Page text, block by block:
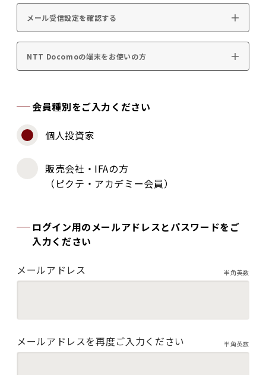
メール受信設定を確認する
NTT Docomoの端末をお使いの方
会員種別をご入力ください
個人投資家
販売会社・IFAの方
（ピクテ・アカデミー会員）
ログイン用のメールアドレスとパスワードをご
入力ください
メールアドレス
半角英数
メールアドレスを再度ご入力ください 半角英数